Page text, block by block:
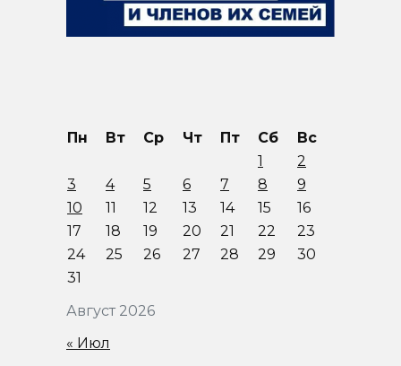
Август 2026
Пн Вт Ср Чт Пт Сб
Вс
1
2
3
4 5 6 7 8
9
10
11 12 13 14 15
16
17
18 19 20 21 22
23
24
25 26 27 28 29
30
31
« Июл